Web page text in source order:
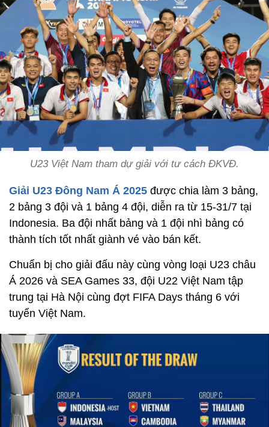
U23 Việt Nam tham dự giải với tư cách ĐKVĐ.
Giải U23 Đông Nam Á 2025 được chia làm 3 bảng,
2 bảng 3 đội và 1 bảng 4 đội, diễn ra từ 15-31/7 tại
Indonesia. Ba đội nhất bảng và 1 đội nhì bảng có
thành tích tốt nhất giành vé vào bán kết.
Chuẩn bị cho giải đấu này cùng vòng loại U23 châu
Á 2026 và SEA Games 33, đội U22 Việt Nam tập
trung tại Hà Nội cùng đợt FIFA Days tháng 6 với
tuyển Việt Nam.